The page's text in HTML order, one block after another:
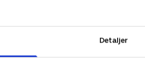
Detaljer
på unik